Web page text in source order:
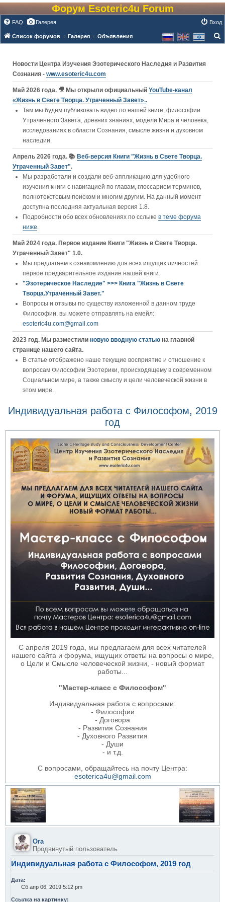
Форум Esoteric4u Forum
FAQ Галерея Вход
Список форумов Галерея Объявления
Новости Центра Изучения Эзотерического Наследия и Развития
Сознания - www.esoteric4u.com
Май 2026 года. 🎥 Мы открыли официальный YouTube‑канал
«Жизнь в Свете Творца. Утраченный Завет»..
Там мы будем публиковать видео по нашей книге, философии
Утраченного Завета, древних знаниях, модели Мира и человека,
исследованиях в области Сознания, смысле жизни и духовном
наследии.
Апрель 2026 года. 📚 Веб-версия Книги "Жизнь в Свете Творца.
Утраченный Завет".
Мы разработали и создали веб-аппликацию для удобного
изучения книги c навигацией по главам, глоссарием терминов,
полнотекстовым поиском и многим другим. На данный момент
доступна последняя актуальная версия 1.8.
Подробности обо всех обновлениях по сслыке в теме форума
ниже.
Май 2024 года. Первое издание Книги "Жизнь в Свете Творца.
Утраченный Завет" 1.0.
Мы предлагаем к ознакомлению для всех ищущих личностей
первое предварительное издание нашей книги.
"Эзотерическое Наследие" >>> Книга "Жизнь в Свете
Творца.Утраченный Завет."
Вопросы и отзывы по существу изложенной в данном труде
Философии, вы можете отправлять на емейл:
esoteric4u.com@gmail.com
2023 год. Мы разместили новую вводную статью на главной
странице нашего сайта.
В статье отображено наше текущие восприятие и отношение к
вопросам Философии Эзотерики, происходящему в современном
Социальном мире, а также смыслу и цели человеческой жизни в
этом мире.
Индивидуальная работа с Философом, 2019
год
С апреля 2019 года, мы предлагаем для всех читателей
нашего сайта и форума, ищущих ответы на вопросы о мире,
о Цели и Смысле человеческой жизни, - новый формат
работы...
"Мастер-класс с Философом"
Индивидуальная работа с вопросами:
- Философии
- Договора
- Развития Сознания
- Духовного Развития
- Души
- и т.д.
С вопросами, обращайтесь на почту Центра:
esoterica4u@gmail.com
Ora
Продвинутый пользователь
Индивидуальная работа с Философом, 2019 год
Дата:
Сб апр 06, 2019 5:12 pm
Ссылка на картинку: